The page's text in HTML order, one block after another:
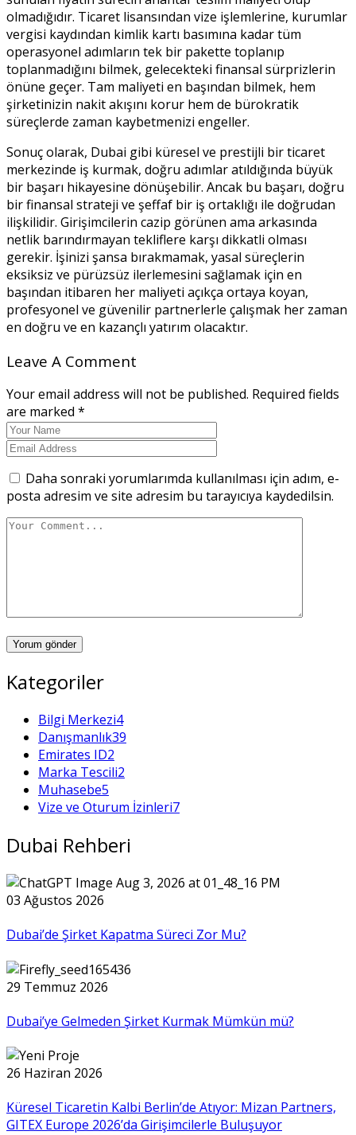
olmadığıdır. Ticaret lisansından vize işlemlerine, kurumlar
vergisi kaydından kimlik kartı basımına kadar tüm
operasyonel adımların tek bir pakette toplanıp
toplanmadığını bilmek, gelecekteki finansal sürprizlerin
önüne geçer. Tam maliyeti en başından bilmek, hem
şirketinizin nakit akışını korur hem de bürokratik
süreçlerde zaman kaybetmenizi engeller.
Sonuç olarak, Dubai gibi küresel ve prestijli bir ticaret
merkezinde iş kurmak, doğru adımlar atıldığında büyük
bir başarı hikayesine dönüşebilir. Ancak bu başarı, doğru
bir finansal strateji ve şeffaf bir iş ortaklığı ile doğrudan
ilişkilidir. Girişimcilerin cazip görünen ama arkasında
netlik barındırmayan tekliflere karşı dikkatli olması
gerekir. İşinizi şansa bırakmamak, yasal süreçlerin
eksiksiz ve pürüzsüz ilerlemesini sağlamak için en
başından itibaren her maliyeti açıkça ortaya koyan,
profesyonel ve güvenilir partnerlerle çalışmak her zaman
en doğru ve en kazançlı yatırım olacaktır.
Leave A Comment
Your email address will not be published. Required fields
are marked *
Daha sonraki yorumlarımda kullanılması için adım, e-
posta adresim ve site adresim bu tarayıcıya kaydedilsin.
Yorum gönder
Kategoriler
Bilgi Merkezi4
Danışmanlık39
Emirates ID2
Marka Tescili2
Muhasebe5
Vize ve Oturum İzinleri7
Dubai Rehberi
03 Ağustos 2026
Dubai’de Şirket Kapatma Süreci Zor Mu?
29 Temmuz 2026
Dubai’ye Gelmeden Şirket Kurmak Mümkün mü?
26 Haziran 2026
Küresel Ticaretin Kalbi Berlin’de Atıyor: Mizan Partners,
GITEX Europe 2026’da Girişimcilerle Buluşuyor